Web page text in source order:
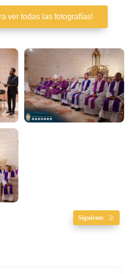
ver todas las fotografías!
Siguiente